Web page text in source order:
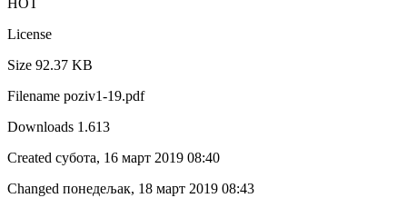
HOT
License
Size 92.37 KB
Filename poziv1-19.pdf
Downloads 1.613
Created субота, 16 март 2019 08:40
Changed понедељак, 18 март 2019 08:43